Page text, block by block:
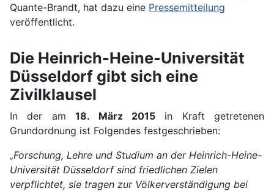
Quante-Brandt, hat dazu eine Pressemitteilung
veröffentlicht.
Die Heinrich-Heine-Universität
Düsseldorf gibt sich eine
Zivilklausel
In der am18. März 2015in Kraft getretenen
Grundordnung ist Folgendes festgeschrieben:
„Forschung, Lehre und Studium an der Heinrich-Heine-
Universität Düsseldorf sind friedlichen Zielen
verpflichtet, sie tragen zur Völkerverständigung bei